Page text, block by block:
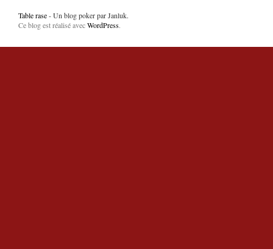
Table rase- Un blog poker par Janluk.
Ce blog est réalisé avecWordPress.